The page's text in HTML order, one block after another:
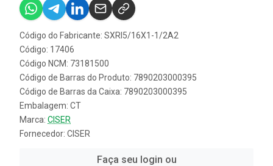
Código do Fabricante: SXRI5/16X1-1/2A2
Código: 17406
Código NCM: 73181500
Código de Barras do Produto: 7890203000395
Código de Barras da Caixa: 7890203000395
Embalagem: CT
Marca: CISER
Fornecedor: CISER
Faça seu login ou